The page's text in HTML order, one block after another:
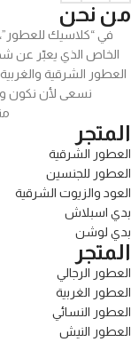
من نحن
في “كلاسيك
الخاص الذي يعبّر عن
العطور الشرقية
نسعى لأن نكون
المتجر
العطور الشرقية
العطور للجنسين
العود والزيوت الشرقية
بدي اسبلاش
بدي لوشن
المتجر
العطور الرجالي
العطور الغربية
العطور النسائي
العطور النيش